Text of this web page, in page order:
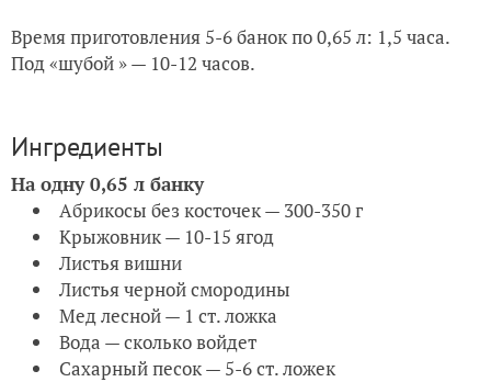
Время приготовления 5-6 банок по 0,65 л: 1,5 часа.
Под «шубой » — 10-12 часов.
Ингредиенты
На одну 0,65 л банку
Абрикосы без косточек — 300-350 г
Крыжовник — 10-15 ягод
Листья вишни
Листья черной смородины
Мед лесной — 1 ст. ложка
Вода — сколько войдет
Сахарный песок — 5-6 ст. ложек